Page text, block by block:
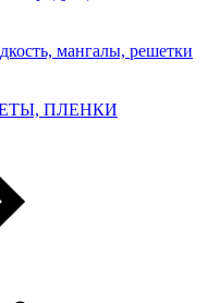
мангалы, решетки
ПЛЕНКИ